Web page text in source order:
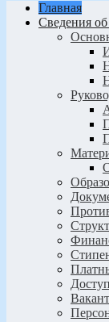
Главная
Сведения об